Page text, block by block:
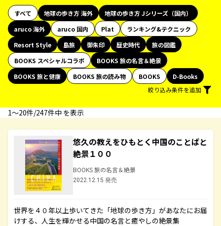
すべて 地球の歩き方 海外
地球の歩き方 Jシリーズ（国内）
aruco 海外
aruco 国内 Plat
ランキング&テクニック
Resort Style
島旅 御朱印 歴史時代
旅の図鑑
BOOKS スペシャルコラボ
BOOKS 旅の名言＆絶景
BOOKS 旅と健康
BOOKS 旅の読み物 BOOKS
D-Books
絞り込み条件を追加
1〜20件/247件中 を表示
悠久の教えをひもとく中国のことばと
絶景１００
BOOKS 旅の名言＆絶景
2022.12.15 発売
世界を４０年以上歩いてきた「地球の歩き方」があなたにお届
けする、人生を輝かせる中国の名言と癒やしの絶景集